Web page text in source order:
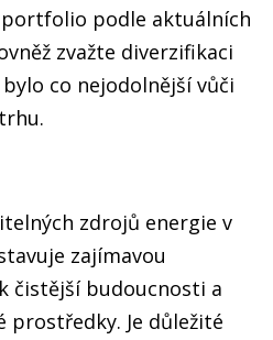
podle aktuálních
zvažte diverzifikaci
co nejodolnější vůči
zdrojů energie v
zajímavou
čistější budoucnosti a
prostředky. Je důležité